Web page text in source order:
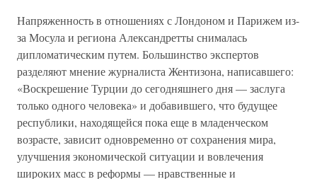
Напряженность в отношениях с Лондоном и Парижем из-
за Мосула и региона Александретты снималась
дипломатическим путем. Большинство экспертов
разделяют мнение журналиста Жентизона, написавшего:
«Воскрешение Турции до сегодняшнего дня — заслуга
только одного человека» и добавившего, что будущее
республики, находящейся пока еще в младенческом
возрасте, зависит одновременно от сохранения мира,
улучшения экономической ситуации и вовлечения
широких масс в реформы — нравственные и